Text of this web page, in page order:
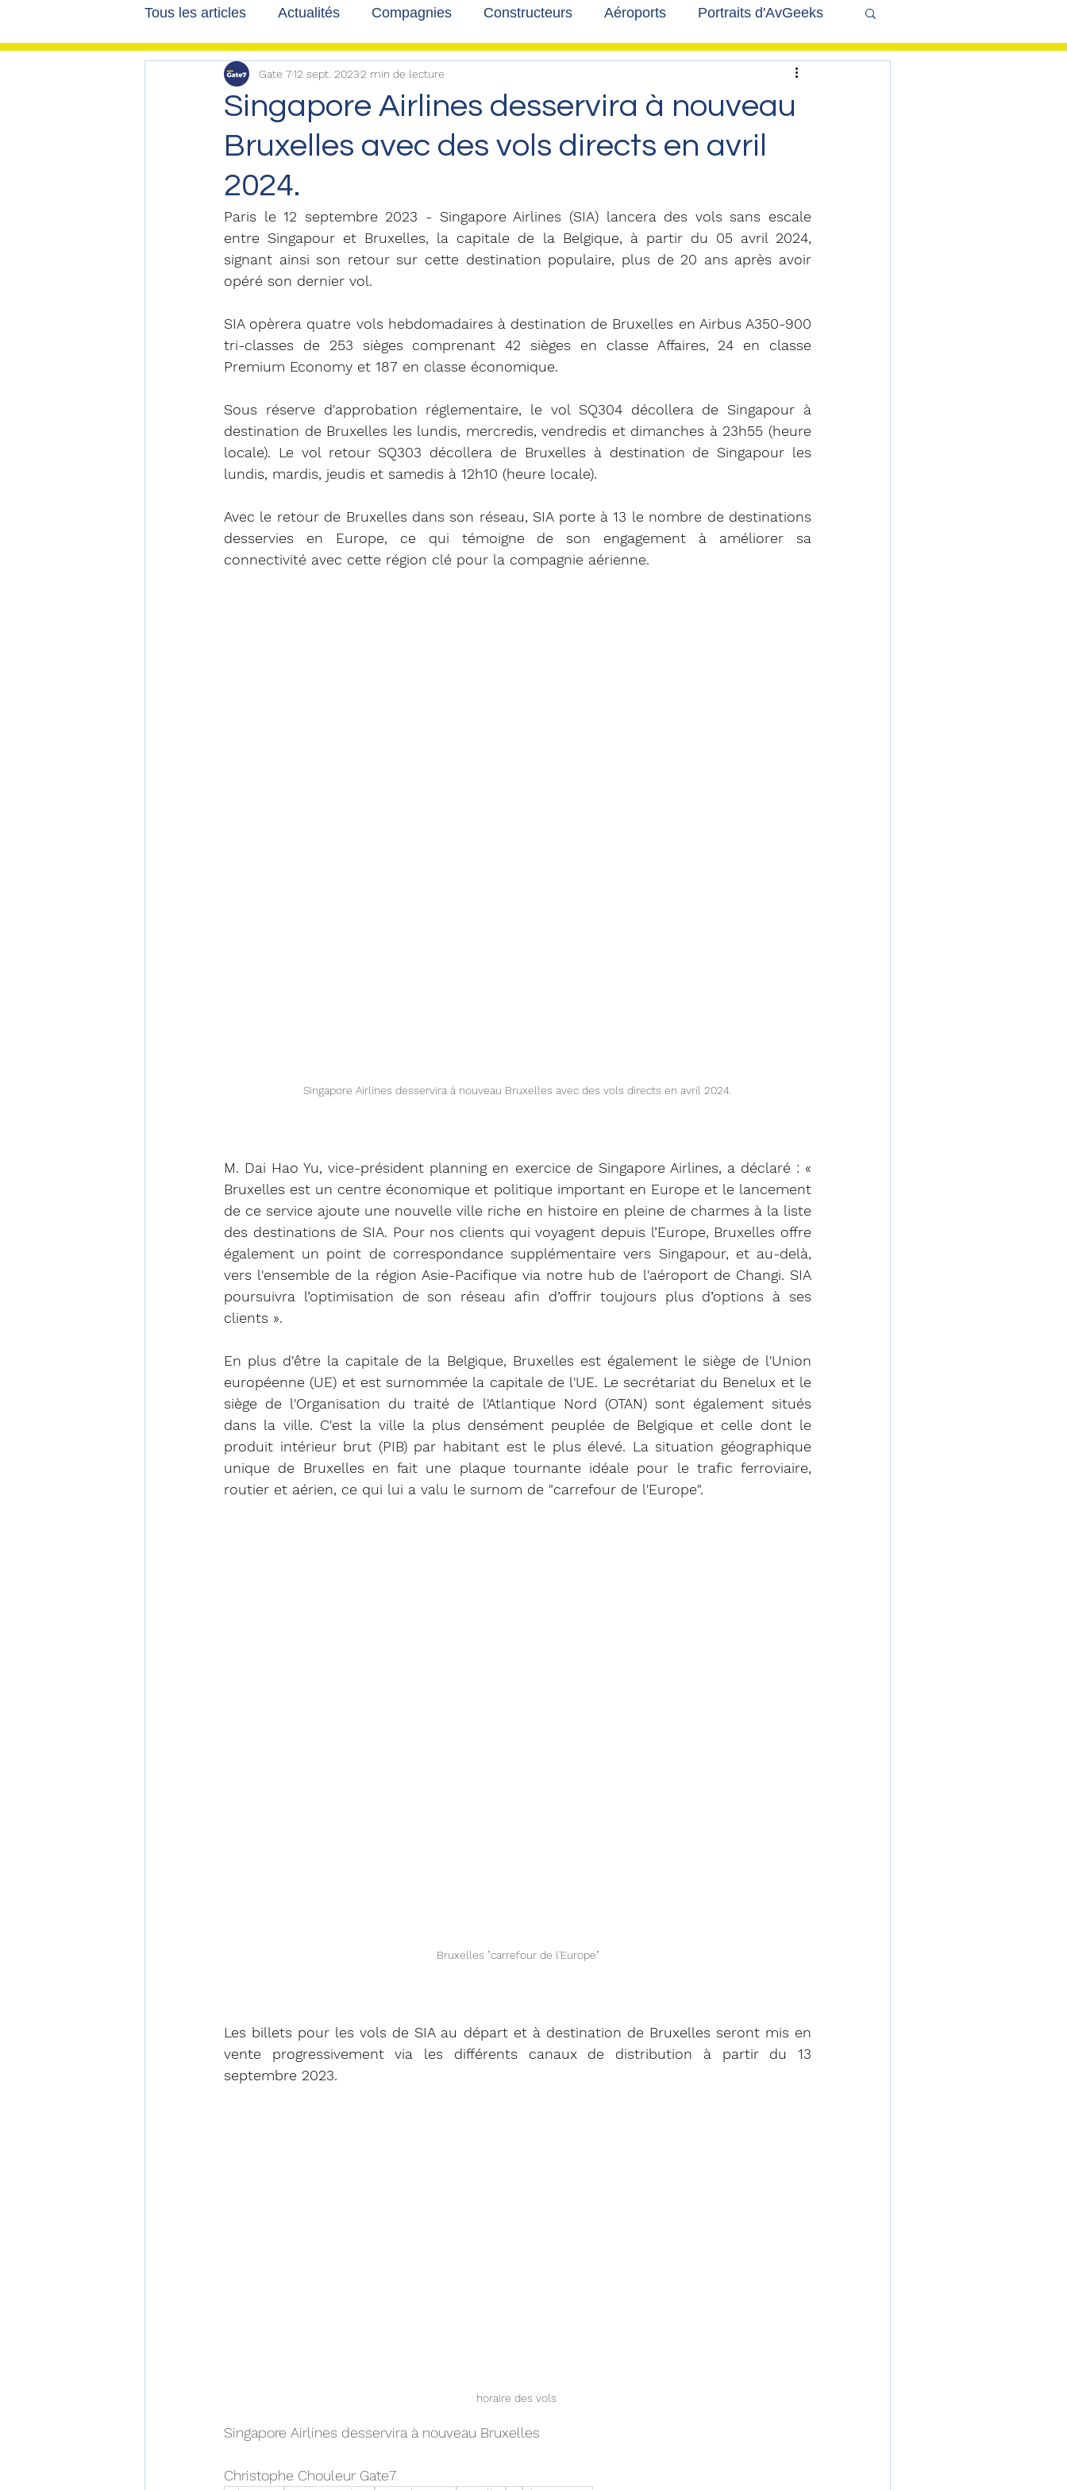
Tous les articles Actualités Compagnies Constructeurs Aéroports Portraits d'AvGeeks
Les tribunes de Gate7 album photo Coté Coulisses
Voyages Reportages
Singapore Airlines desservira à nouveau
Bruxelles avec des vols directs en avril
2024.
Gate 712 sept. 20232 min de lecture
Paris le 12 septembre 2023 - Singapore Airlines (SIA) lancera des vols sans escale
entre Singapour et Bruxelles, la capitale de la Belgique, à partir du 05 avril 2024,
signant ainsi son retour sur cette destination populaire, plus de 20 ans après avoir
opéré son dernier vol.
SIA opèrera quatre vols hebdomadaires à destination de Bruxelles en Airbus A350-900
tri-classes de 253 sièges comprenant 42 sièges en classe Affaires, 24 en classe
Premium Economy et 187 en classe économique.
Sous réserve d'approbation réglementaire, le vol SQ304 décollera de Singapour à
destination de Bruxelles les lundis, mercredis, vendredis et dimanches à 23h55 (heure
locale). Le vol retour SQ303 décollera de Bruxelles à destination de Singapour les
lundis, mardis, jeudis et samedis à 12h10 (heure locale).
Avec le retour de Bruxelles dans son réseau, SIA porte à 13 le nombre de destinations
desservies en Europe, ce qui témoigne de son engagement à améliorer sa
connectivité avec cette région clé pour la compagnie aérienne.
Singapore Airlines desservira à nouveau Bruxelles avec des vols directs en avril 2024.
M. Dai Hao Yu, vice-président planning en exercice de Singapore Airlines, a déclaré : «
Bruxelles est un centre économique et politique important en Europe et le lancement
de ce service ajoute une nouvelle ville riche en histoire en pleine de charmes à la liste
des destinations de SIA. Pour nos clients qui voyagent depuis l’Europe, Bruxelles offre
également un point de correspondance supplémentaire vers Singapour, et au-delà,
vers l'ensemble de la région Asie-Pacifique via notre hub de l'aéroport de Changi. SIA
poursuivra l’optimisation de son réseau afin d’offrir toujours plus d’options à ses
clients ».
En plus d'être la capitale de la Belgique, Bruxelles est également le siège de l'Union
européenne (UE) et est surnommée la capitale de l'UE. Le secrétariat du Benelux et le
siège de l'Organisation du traité de l'Atlantique Nord (OTAN) sont également situés
dans la ville. C'est la ville la plus densément peuplée de Belgique et celle dont le
produit intérieur brut (PIB) par habitant est le plus élevé. La situation géographique
unique de Bruxelles en fait une plaque tournante idéale pour le trafic ferroviaire,
routier et aérien, ce qui lui a valu le surnom de "carrefour de l'Europe".
Bruxelles "carrefour de l'Europe"
Les billets pour les vols de SIA au départ et à destination de Bruxelles seront mis en
vente progressivement via les différents canaux de distribution à partir du 13
septembre 2023.
horaire des vols
Singapore Airlines desservira à nouveau Bruxelles
Christophe Chouleur Gate7